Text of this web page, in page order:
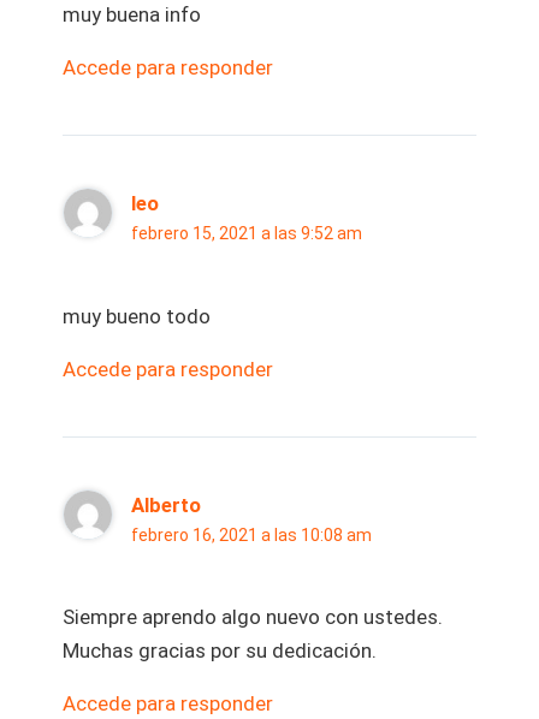
muy buena info
Accede para responder
leo
febrero 15, 2021 a las 9:52 am
muy bueno todo
Accede para responder
Alberto
febrero 16, 2021 a las 10:08 am
Siempre aprendo algo nuevo con ustedes.
Muchas gracias por su dedicación.
Accede para responder